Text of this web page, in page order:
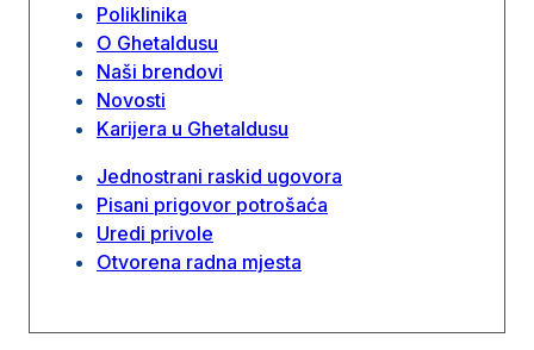
Poliklinika
O Ghetaldusu
Naši brendovi
Novosti
Karijera u Ghetaldusu
Jednostrani raskid ugovora
Pisani prigovor potrošaća
Uredi privole
Otvorena radna mjesta